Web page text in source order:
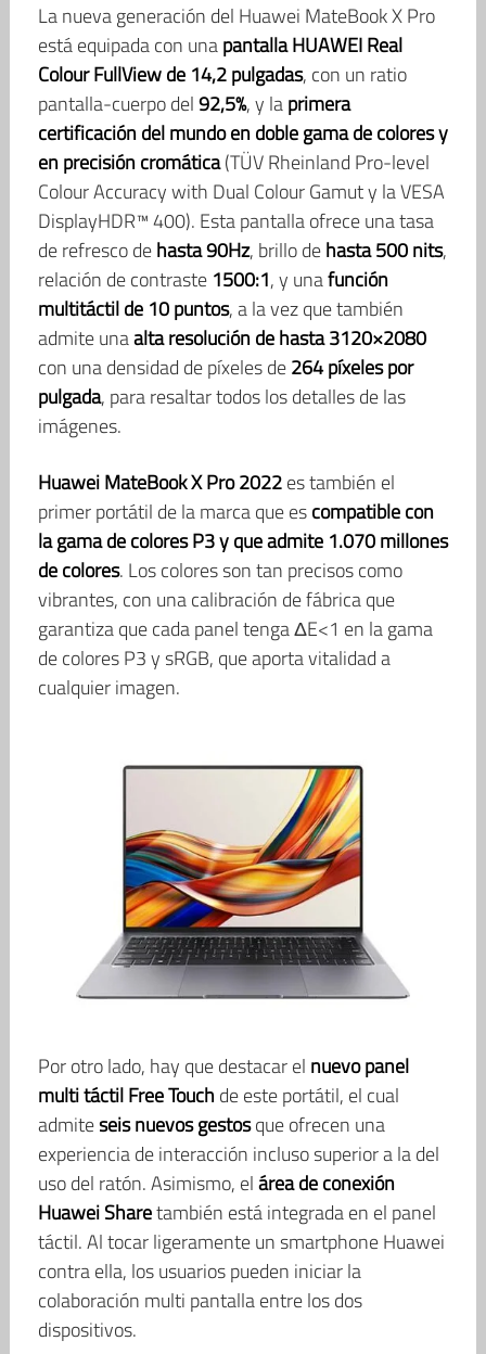
La nueva generación del Huawei MateBook X Pro
está equipada con unapantalla HUAWEI Real
Colour FullView de 14,2 pulgadas, con un ratio
pantalla-cuerpo del92,5%, y laprimera
certificación del mundo en doble gama de colores y
en precisión cromática(TÜV Rheinland Pro-level
Colour Accuracy with Dual Colour Gamut y la VESA
DisplayHDR™ 400). Esta pantalla ofrece una tasa
de refresco dehasta 90Hz, brillo dehasta 500 nits,
relación de contraste 1500:1, y unafunción
multitáctil de 10 puntos, a la vez que también
admite unaalta resolución de hasta 3120×2080
con una densidad de píxeles de264 píxeles por
pulgada, para resaltar todos los detalles de las
imágenes.
Huawei MateBook X Pro 2022es también el
primer portátil de la marca que escompatible con
la gama de colores P3 y que admite 1.070 millones
de colores. Los colores son tan precisos como
vibrantes, con una calibración de fábrica que
garantiza que cada panel tenga ΔE<1 en la gama
de colores P3 y sRGB, que aporta vitalidad a
cualquier imagen.
Por otro lado, hay que destacar el nuevo panel
multi táctil Free Touch de este portátil, el cual
admiteseis nuevos gestosque ofrecen una
experiencia de interacción incluso superior a la del
uso del ratón. Asimismo, elárea de conexión
Huawei Sharetambién está integrada en el panel
táctil. Al tocar ligeramente un smartphone Huawei
contra ella, los usuarios pueden iniciar la
colaboración multi pantalla entre los dos
dispositivos.